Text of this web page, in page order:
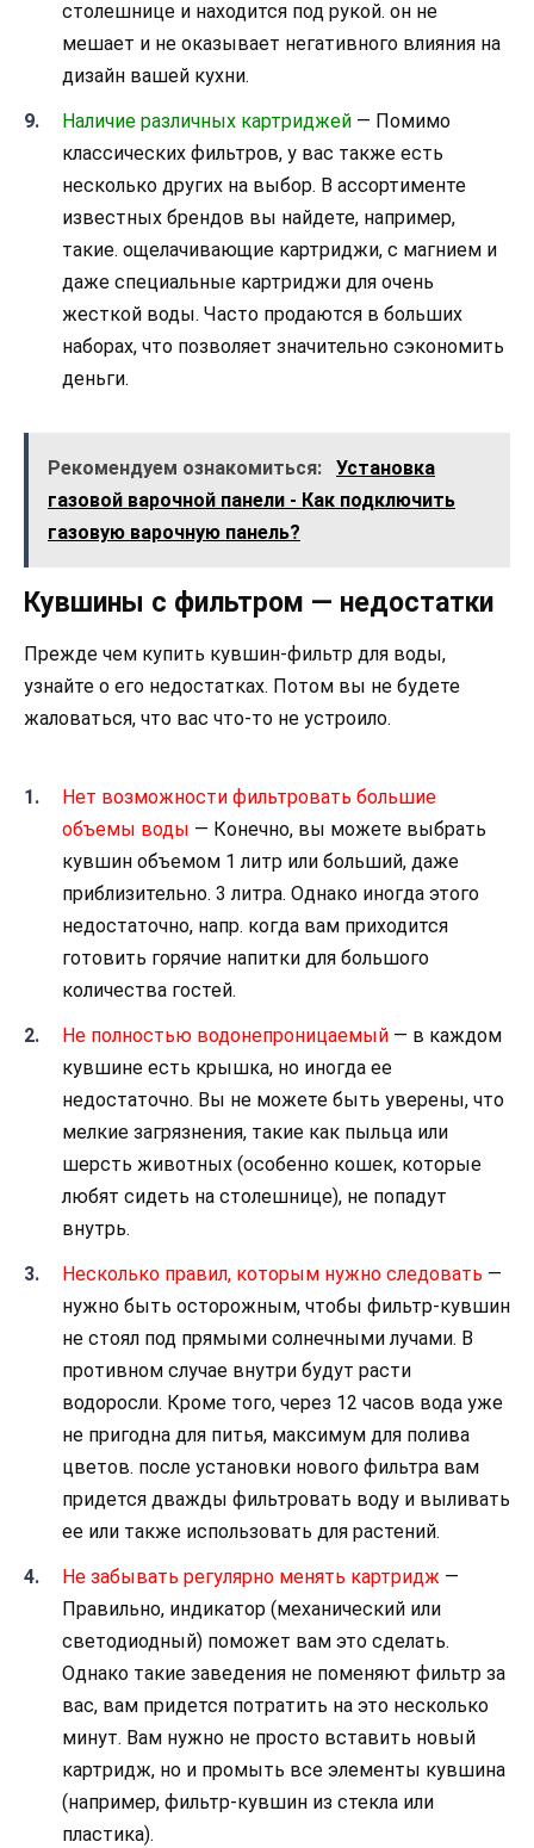
столешнице и находится под рукой. он не
мешает и не оказывает негативного влияния на
дизайн вашей кухни.
Наличие различных картриджей — Помимо
классических фильтров, у вас также есть
несколько других на выбор. В ассортименте
известных брендов вы найдете, например,
такие. ощелачивающие картриджи, с магнием и
даже специальные картриджи для очень
жесткой воды. Часто продаются в больших
наборах, что позволяет значительно сэкономить
деньги.
Рекомендуем ознакомиться:
Установка
газовой варочной панели - Как подключить
газовую варочную панель?
Кувшины с фильтром — недостатки
Прежде чем купить кувшин-фильтр для воды,
узнайте о его недостатках. Потом вы не будете
жаловаться, что вас что-то не устроило.
Нет возможности фильтровать большие
объемы воды — Конечно, вы можете выбрать
кувшин объемом 1 литр или больший, даже
приблизительно. 3 литра. Однако иногда этого
недостаточно, напр. когда вам приходится
готовить горячие напитки для большого
количества гостей.
Не полностью водонепроницаемый — в каждом
кувшине есть крышка, но иногда ее
недостаточно. Вы не можете быть уверены, что
мелкие загрязнения, такие как пыльца или
шерсть животных (особенно кошек, которые
любят сидеть на столешнице), не попадут
внутрь.
Несколько правил, которым нужно следовать —
нужно быть осторожным, чтобы фильтр-кувшин
не стоял под прямыми солнечными лучами. В
противном случае внутри будут расти
водоросли. Кроме того, через 12 часов вода уже
не пригодна для питья, максимум для полива
цветов. после установки нового фильтра вам
придется дважды фильтровать воду и выливать
ее или также использовать для растений.
Не забывать регулярно менять картридж —
Правильно, индикатор (механический или
светодиодный) поможет вам это сделать.
Однако такие заведения не поменяют фильтр за
вас, вам придется потратить на это несколько
минут. Вам нужно не просто вставить новый
картридж, но и промыть все элементы кувшина
(например, фильтр-кувшин из стекла или
пластика).